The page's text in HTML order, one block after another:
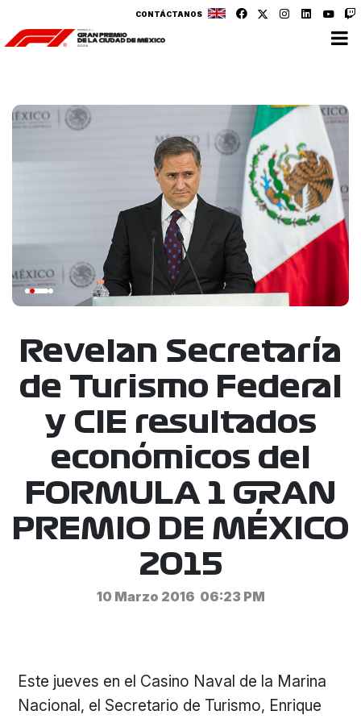
CONTÁCTANOS
Revelan Secretaría
de Turismo Federal
y CIE resultados
económicos del
FORMULA 1 GRAN
PREMIO DE MÉXICO
2015
10 Marzo 2016 06:23 PM
Este jueves en el Casino Naval de la Marina
Nacional, el Secretario de Turismo, Enrique